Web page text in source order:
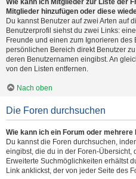
Wie kann ich Mitglieder zur Liste der
Mitglieder hinzufügen oder diese
Du kannst Benutzer auf zwei Arten auf
Benutzerprofil siehst du zwei Links:
Freunde und einen zum Ignorieren des
persönlichen Bereich direkt Benutzer
deren Benutzernamen eingibst. An
von den Listen entfernen.
Nach oben
Die Foren durchsuchen
Wie kann ich ein Forum oder
Du kannst die Foren durchsuchen,
eingibst, die du in der Foren-Übersicht,
Erweiterte Suchmöglichkeiten erhältst
Link anklickst, der von jeder Seite des